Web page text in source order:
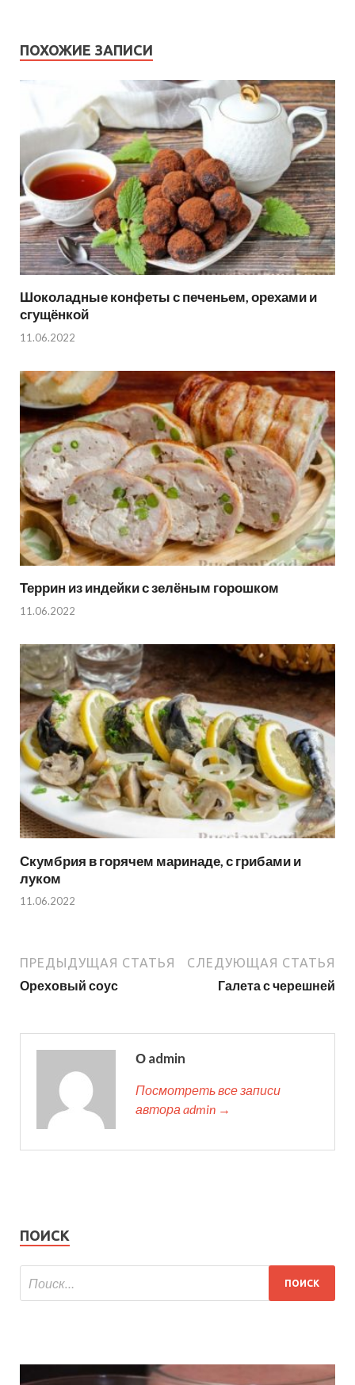
ПОХОЖИЕ ЗАПИСИ
Шоколадные конфеты с печеньем, орехами и
сгущёнкой
11.06.2022
Террин из индейки с зелёным горошком
11.06.2022
Скумбрия в горячем маринаде, с грибами и
луком
11.06.2022
ПРЕДЫДУЩАЯ СТАТЬЯ
Ореховый соус
СЛЕДУЮЩАЯ СТАТЬЯ
Галета с черешней
О admin
Посмотреть все записи
автора admin →
ПОИСК